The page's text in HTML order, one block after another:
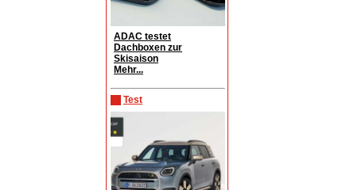
ADAC testet
Dachboxen zur
Skisaison
Mehr...
Test